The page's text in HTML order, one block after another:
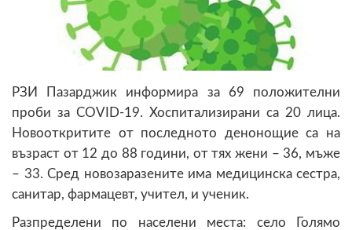
РЗИ Пазарджик информира за 69 положителни
проби за COVID-19. Хоспитализирани са 20 лица.
Новооткритите от последното денонощие са на
възраст от 12 до 88 години, от тях жени – 36, мъже
– 33. Сред новозаразените има медицинска сестра,
санитар, фармацевт, учител, и ученик.
Разпределени по населени места: село Голямо